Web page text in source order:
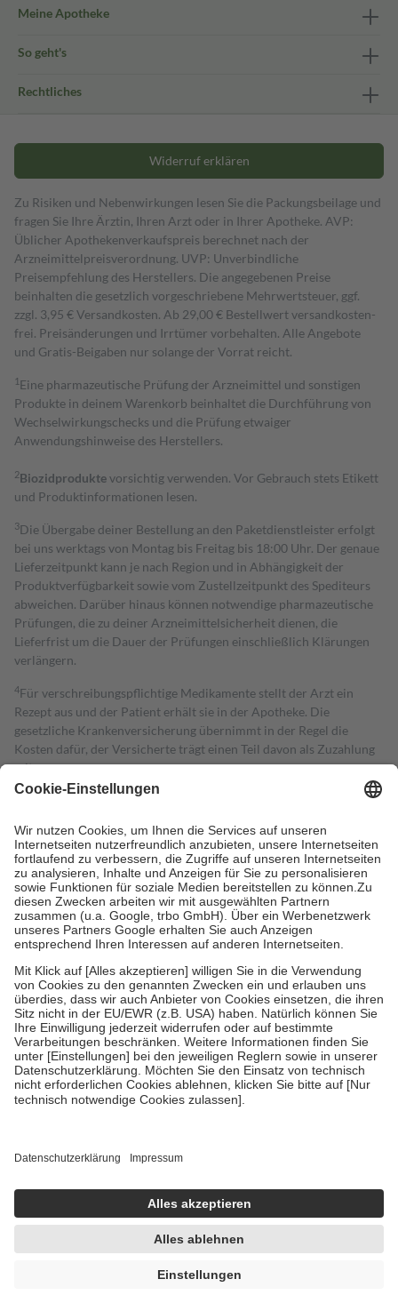
Meine Apotheke
So geht's
Rechtliches
Widerruf erklären
Zu Risiken und Nebenwirkungen lesen Sie die Packungsbeilage und
fragen Sie Ihre Ärztin, Ihren Arzt oder in Ihrer Apotheke. AVP:
Üblicher Apothekenverkaufspreis berechnet nach der
Arzneimittelpreisverordnung. UVP: Unverbindliche
Preisempfehlung des Herstellers. Die angegebenen Preise
beinhalten die gesetzlich vorgeschriebene Mehrwertsteuer, ggf.
zzgl. 3,95 € Versandkosten. Ab 29,00 € Bestell­wert versand­kosten­
frei. Preisänderungen und Irrtümer vorbehalten. Alle Angebote
und Gratis-Beigaben nur solange der Vorrat reicht.
1 Eine pharmazeutische Prüfung der Arzneimittel und sonstigen
Produkte in deinem Warenkorb beinhaltet die Durchführung von
Wechselwirkungschecks und die Prüfung etwaiger
Anwendungshinweise des Herstellers.
2Biozidproduktevorsichtig verwenden. Vor Gebrauch stets Etikett
und Produktinformationen lesen.
3Die Übergabe deiner Bestellung an den Paketdienstleister erfolgt
bei uns werktags von Montag bis Freitag bis 18:00 Uhr. Der genaue
Lieferzeitpunkt kann je nach Region und in Abhängigkeit der
Produktverfügbarkeit sowie vom Zustellzeitpunkt des Spediteurs
abweichen. Darüber hinaus können notwendige pharmazeutische
Prüfungen, die zu deiner Arzneimittelsicherheit dienen, die
Lieferfrist um die Dauer der Prüfungen einschließlich Klärungen
verlängern.
4Für verschreibungspflichtige Medikamente stellt der Arzt ein
Rezept aus und der Patient erhält sie in der Apotheke. Die
gesetzliche Krankenversicherung übernimmt in der Regel die
Kosten dafür, der Versicherte trägt einen Teil davon als Zuzahlung
mit.
Grundsätzlich leisten Mitglieder Zuzahlungen in Höhe von zehn
höchstens zehn Euro.
Es sind jedoch nie mehr als die tatsächlichen
Kosten der Leistung zu entrichten.
Diese Regeln gelten grundsätzlich auch für Online-Apotheken.
Bei Heilmitteln und häuslicher Krankenpflege beträgt die
Zuzahlung zehn Prozent der Kosten sowie zehn Euro je
Verordnung.
Um das Engagement der Versicherten für ihre eigene Gesundheit zu
stärken und die besondere Stellung der Familie zu unterstützen,
fallenkeine Zuzahlungenan bei:
• Kindern und Jugendlichen bis zum vollendeten 18. Lebensjahr
mit Ausnahme der Fahrkosten
• Untersuchungen zur Vorsorge und Früherkennung, die von der
GKV getragen werden
• empfohlenen Schutzimpfungen
• Harn- und Blutteststreifen
getroffen, um sicherzustellen, dass es sich um echte Bewertungen
https://help.etrusted.com/hc/de/articles/4419944605341
Einige Bilder und Inhalte wurden unter Zuhilfenahme künstlicher